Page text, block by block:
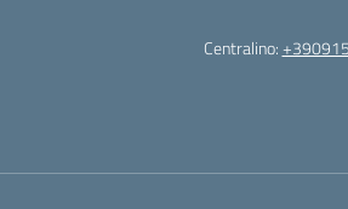
Centralino: